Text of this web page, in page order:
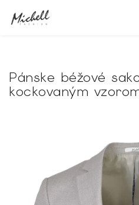
Pánske béžové
kockovaným